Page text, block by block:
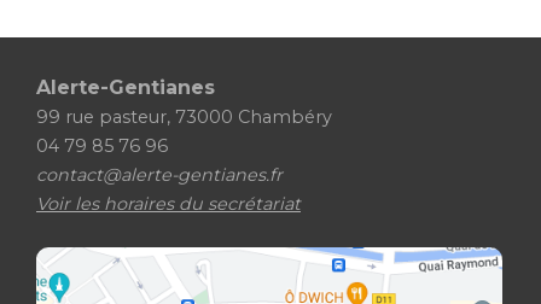
Alerte-Gentianes
99 rue pasteur, 73000 Chambéry
04 79 85 76 96
contact@alerte-gentianes.fr
Voir les horaires du secrétariat